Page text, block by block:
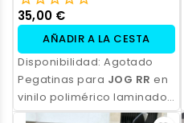
35,00 €
AÑADIR A LA CESTA
Disponibilidad: Agotado
Pegatinas para JOG RR en
vinilo polimérico laminado,
impresas con tinta